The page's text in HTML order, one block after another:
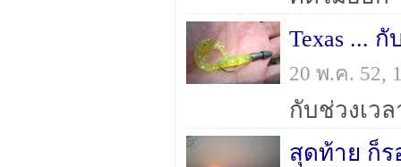
Texas ...
20 พ.ค. 52,
สุดท้าย ก็ร